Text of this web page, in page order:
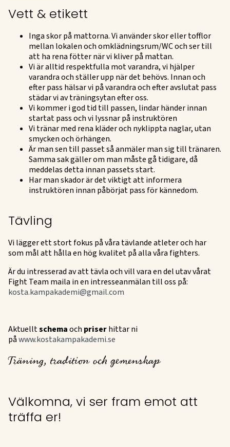
Vett & etikett
Inga skor på mattorna. Vi använder skor eller tofflor
mellan lokalen och omklädningsrum/WC och ser till
att ha rena fötter när vi kliver på mattan.
Vi är alltid respektfulla mot varandra, vi hjälper
varandra och ställer upp när det behövs. Innan och
efter pass hälsar vi på varandra och efter avslutat pass
städar vi av träningsytan efter oss.
Vi kommer i god tid till passen, lindar händer innan
startat pass och vi lyssnar på instruktören
Vi tränar med rena kläder och nyklippta naglar, utan
smycken och örhängen.
Är man sen till passet så anmäler man sig till tränaren.
Samma sak gäller om man måste gå tidigare, då
meddelas detta innan passets start.
Har man skador är det viktigt att informera
instruktören innan påbörjat pass för kännedom.
Tävling
Vi lägger ett stort fokus på våra tävlande atleter och har
som mål att hålla en hög kvalitet på alla våra fighters.
Är du intresserad av att tävla och vill vara en del utav vårat
Fight Team maila in en intresseanmälan till oss på:
kosta.kampakademi@gmail.com
Aktuelltschemaochpriserhittar ni
påwww.kostakampakademi.se
Träning, tradition och gemenskap
Välkomna, vi ser fram emot att
träffa er!